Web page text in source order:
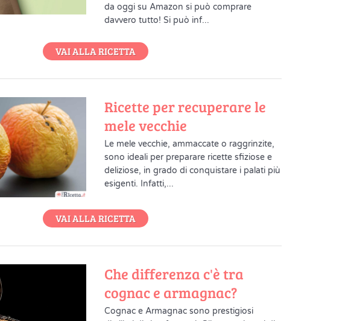
da oggi su Amazon si può comprare
davvero tutto! Si può inf...
VAI ALLA RICETTA
Ricette per recuperare le
mele vecchie
Le mele vecchie, ammaccate o raggrinzite,
sono ideali per preparare ricette sfiziose e
deliziose, in grado di conquistare i palati più
esigenti. Infatti,...
VAI ALLA RICETTA
Che differenza c'è tra
cognac e armagnac?
Cognac e Armagnac sono prestigiosi